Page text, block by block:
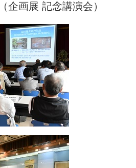
（企画展 記念講演会）